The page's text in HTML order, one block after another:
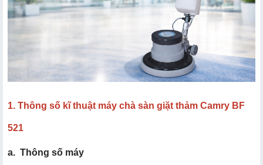
1. Thông số kĩ thuật máy chà sàn giặt thảm Camry BF
521
a. Thông số máy